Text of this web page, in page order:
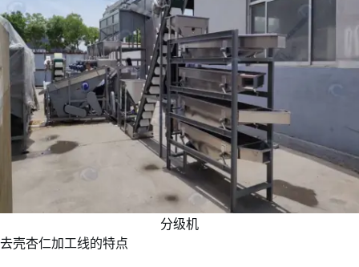
分级机
去壳杏仁加工线的特点